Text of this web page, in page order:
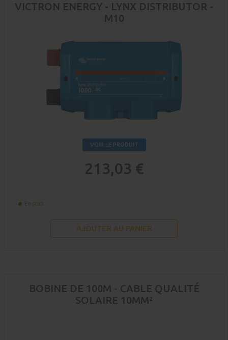
VICTRON ENERGY - LYNX DISTRIBUTOR -
M10
VOIR LE PRODUIT
213,03 €
En stock
AJOUTER AU PANIER
BOBINE DE 100M - CABLE QUALITÉ
SOLAIRE 10MM²